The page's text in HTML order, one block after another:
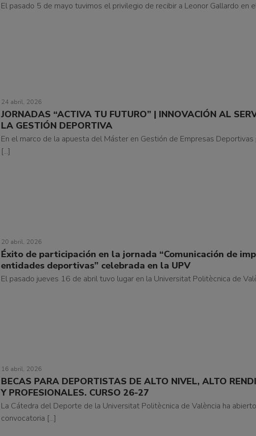
El pasado 5 de mayo tuvimos el privilegio de recibir a Leonor Gallardo en
24 abril, 2026
JORNADAS “ACTIVA TU FUTURO” | INNOVACIÓN AL
LA GESTIÓN DEPORTIVA
En el marco de la apuesta del Máster en Gestión de Empresas
[...]
20 abril, 2026
Éxito de participación en la jornada “Comunicación de
entidades deportivas” celebrada en la UPV
El pasado jueves 16 de abril tuvo lugar en la Universitat Politècnica de
16 abril, 2026
BECAS PARA DEPORTISTAS DE ALTO NIVEL, ALTO
Y PROFESIONALES. CURSO 26-27
La Cátedra del Deporte de la Universitat Politècnica de València ha
convocatoria [...]